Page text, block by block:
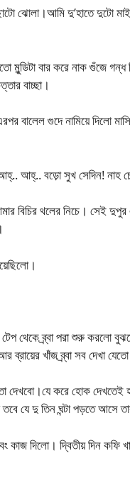
ঝোলা।আমি দু’হাতে দুটো
বার করে নাক গুঁজে গন্ধ
বাচ্ছা।
বালেল গুদে নামিয়ে দিলো
আহ্.. বড়ো সুখ সেদিন! নাহ
বিচির থলের নিচে। সেই
থেকে ব্র্বা পরা শুরু করলো
খাঁজ ব্র্বা সব দেখা
দেখবো।যে করে হোক দেখতেই
যে দু তিন ঘন্টা পড়তে আসে
দিলো। দ্বিতীয় দিন কফি